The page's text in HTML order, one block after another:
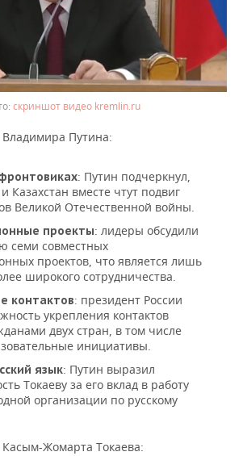
скриншот видео kremlin.ru
Путина:
: Путин подчеркнул,
Казахстан вместе чтут подвиг
Великой Отечественной войны.
проекты: лидеры обсудили
семи совместных
проектов, что является лишь
широкого сотрудничества.
контактов: президент России
укрепления контактов
двух стран, в том числе
инициативы.
язык: Путин выразил
Токаеву за его вклад в работу
организации по русскому
Жомарта Токаева: